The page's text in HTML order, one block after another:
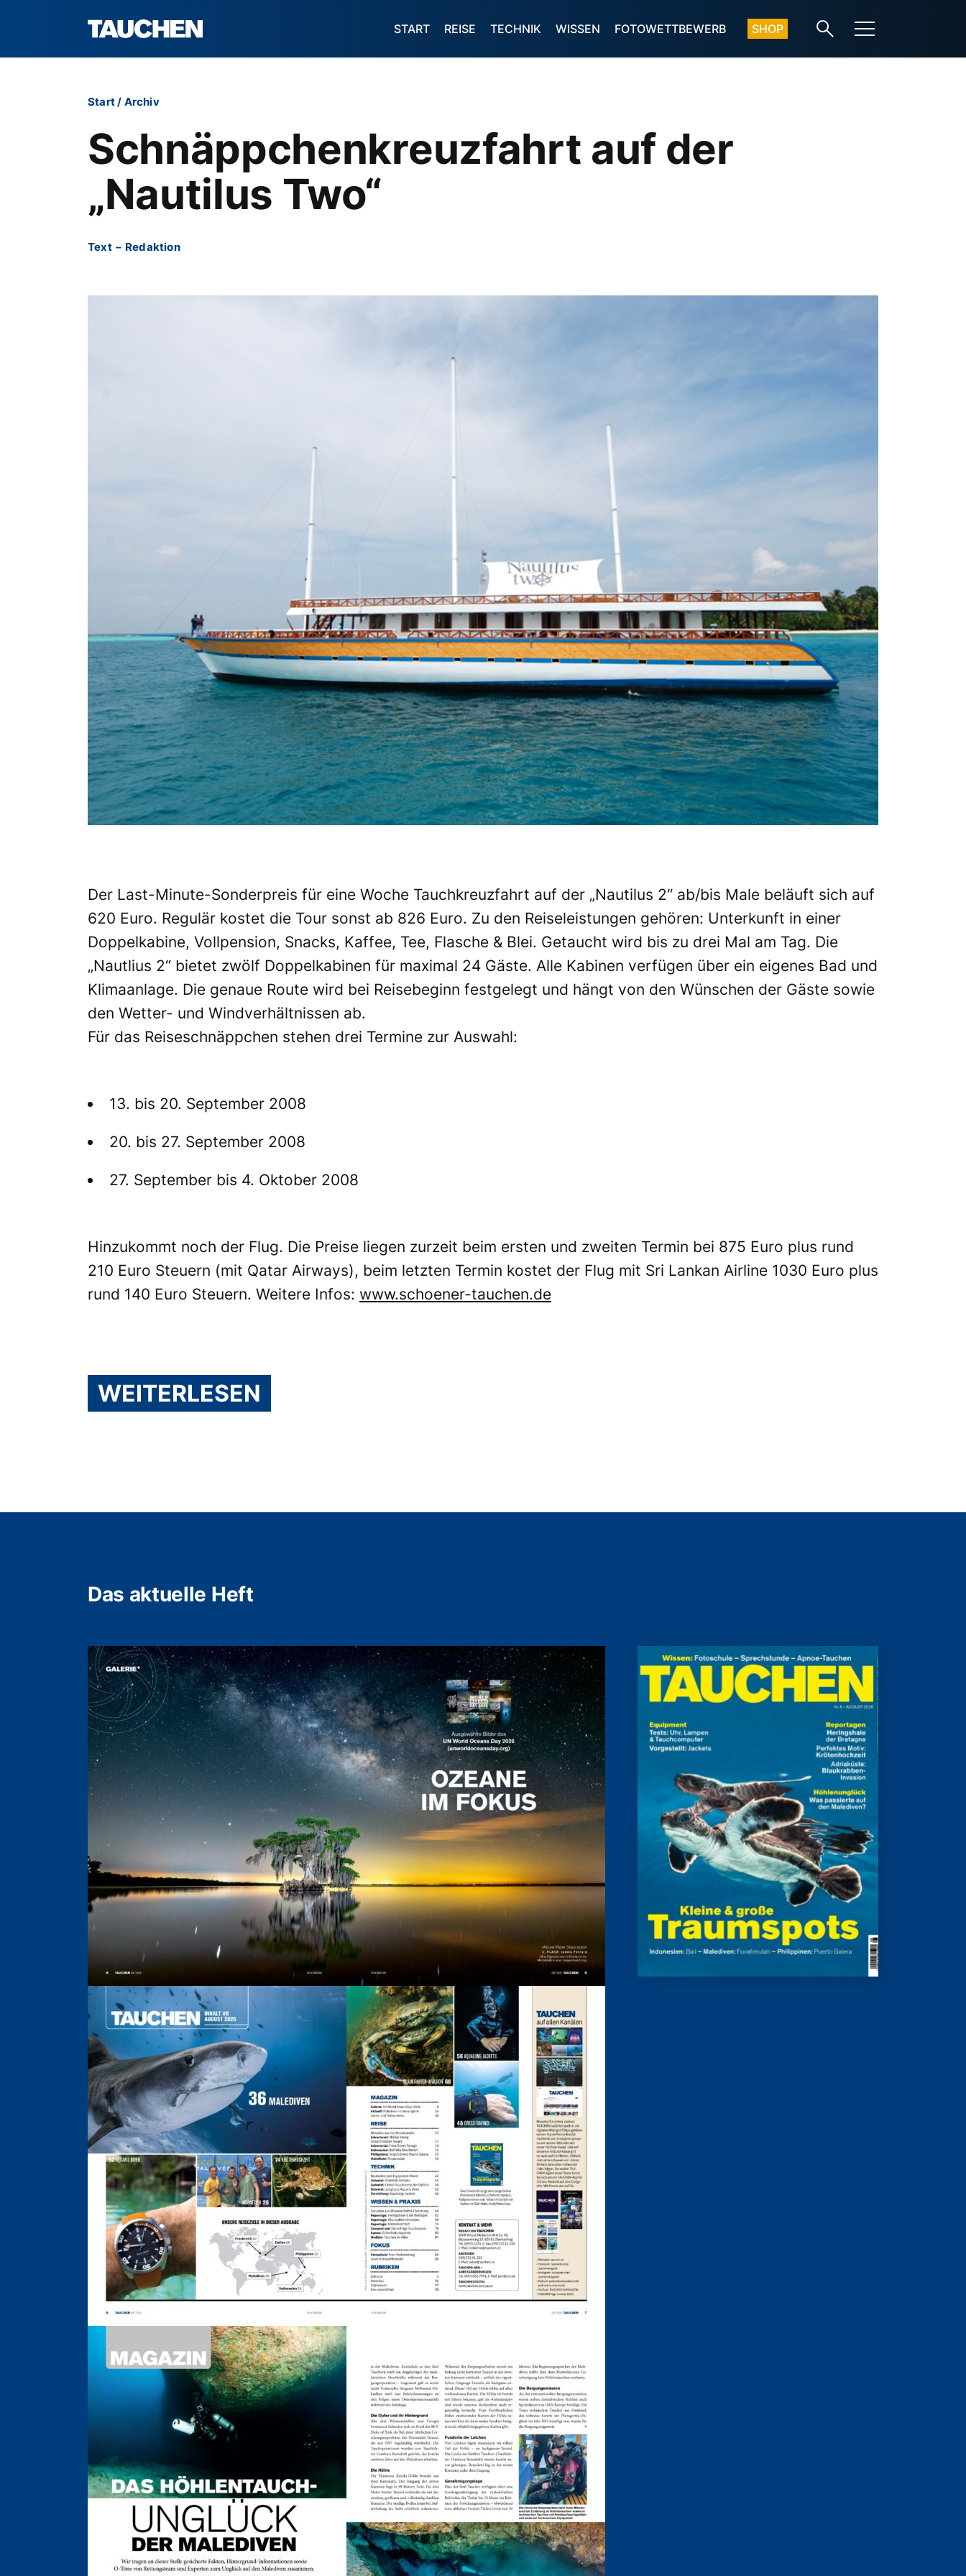
START REISE TECHNIK WISSEN FOTOWETTBEWERB SHOP
Start/ Archiv
Schnäppchenkreuzfahrt auf der
„Nautilus Two“
Text – Redaktion
Der Last-Minute-Sonderpreis für eine Woche Tauchkreuzfahrt auf der „Nautilus 2“ ab/bis Male beläuft sich auf
620 Euro. Regulär kostet die Tour sonst ab 826 Euro. Zu den Reiseleistungen gehören: Unterkunft in einer
Doppelkabine, Vollpension, Snacks, Kaffee, Tee, Flasche & Blei. Getaucht wird bis zu drei Mal am Tag. Die
„Nautlius 2“ bietet zwölf Doppelkabinen für maximal 24 Gäste. Alle Kabinen verfügen über ein eigenes Bad und
Klimaanlage. Die genaue Route wird bei Reisebeginn festgelegt und hängt von den Wünschen der Gäste sowie
den Wetter- und Windverhältnissen ab.
Für das Reiseschnäppchen stehen drei Termine zur Auswahl:
13. bis 20. September 2008
20. bis 27. September 2008
27. September bis 4. Oktober 2008
Hinzukommt noch der Flug. Die Preise liegen zurzeit beim ersten und zweiten Termin bei 875 Euro plus rund
210 Euro Steuern (mit Qatar Airways), beim letzten Termin kostet der Flug mit Sri Lankan Airline 1030 Euro plus
rund 140 Euro Steuern. Weitere Infos: www.schoener-tauchen.de
WEITERLESEN
Das aktuelle Heft